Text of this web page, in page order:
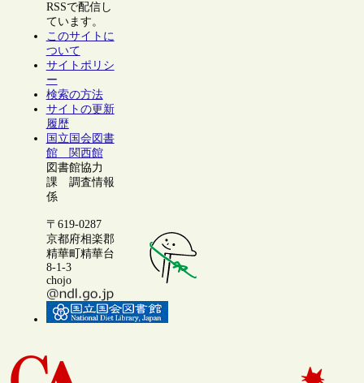
RSSで配信し
ています。
このサイトに
ついて
サイトポリシ
ー
検索の方法
サイトの更新
履歴
国立国会図書
館 関西館
図書館協力
課 調査情報
係
〒619-0287
京都府相楽郡
精華町精華台
8-1-3
chojo